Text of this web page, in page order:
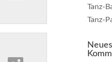
Tanz-
Tanz-